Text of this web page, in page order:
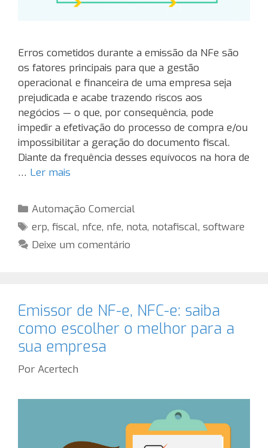
Erros cometidos durante a emissão da NFe são
os fatores principais para que a gestão
operacional e financeira de uma empresa seja
prejudicada e acabe trazendo riscos aos
negócios — o que, por consequência, pode
impedir a efetivação do processo de compra e/ou
impossibilitar a geração do documento fiscal.
Diante da frequência desses equívocos na hora de
… Ler mais
Categorias
Automação Comercial
Tags
erp,fiscal, nfce, nfe, nota, notafiscal,software
Deixe um comentário
Emissor de NF-e, NFC-e: saiba
como escolher o melhor para a
sua empresa
Por Acertech